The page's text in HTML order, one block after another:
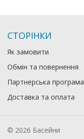
СТОРІНКИ
Як замовити
Обмін та повернення
Партнерська програма
Доставка та оплата
© 2026 Басейни